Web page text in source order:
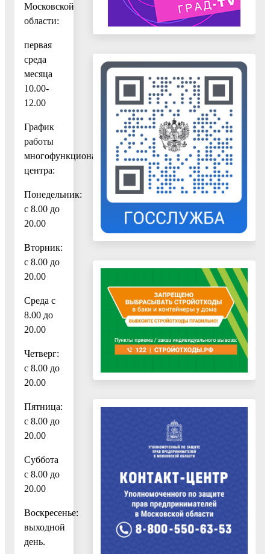
Московской
области:
первая
среда
месяца
10.00-
12.00
График
работы
многофункционального
центра:
Понедельник:
с 8.00 до
20.00
Вторник:
с 8.00 до
20.00
Среда с
8.00 до
20.00
Четверг:
с 8.00 до
20.00
Пятница:
с 8.00 до
20.00
Суббота
с 8.00 до
20.00
Воскресенье:
выходной
день.